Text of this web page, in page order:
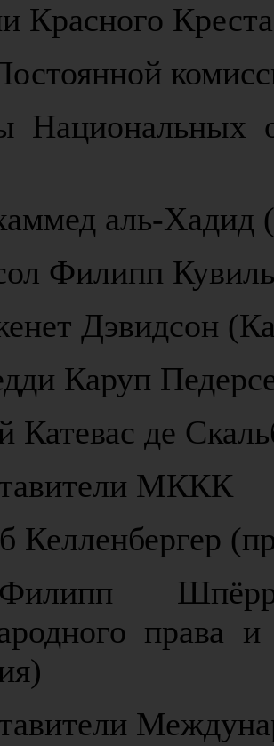
Красного
Национальных
аль-Хадид
Филипп
Дэвидсон
Каруп
Катевас де
МККК
Келленбергер
права и